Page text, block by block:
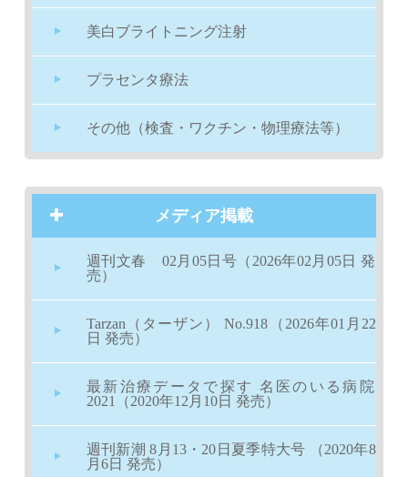
美白ブライトニング注射
プラセンタ療法
その他（検査・ワクチン・物理療法等）
メディア掲載
週刊文春 02月05日号（2026年02月05日 発
売）
Tarzan（ターザン） No.918（2026年01月22
日 発売）
最新治療データで探す 名医のいる病院
2021（2020年12月10日 発売）
週刊新潮 8月13・20日夏季特大号 （2020年8
月6日 発売）